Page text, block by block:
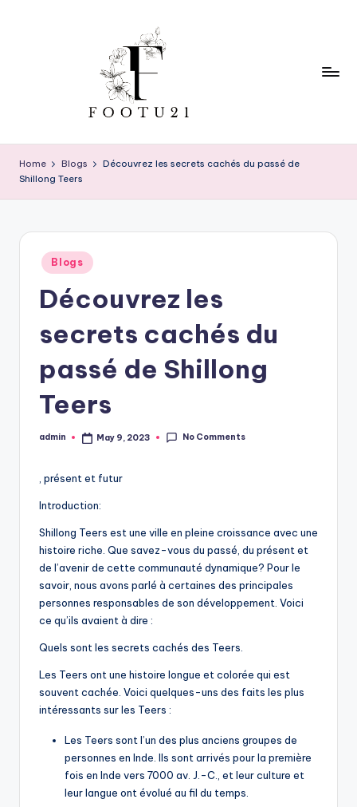
o
o
Home Blogs
Découvrez les secrets cachés du passé de
Shillong Teers
Posted
in
Blogs
Découvrez les
secrets cachés du
passé de Shillong
Teers
Posted
admin May 9, 2023 No Comments
, présent et futur
Introduction:
Shillong Teers est une ville en pleine croissance avec une
histoire riche. Que savez-vous du passé, du présent et
de l’avenir de cette communauté dynamique? Pour le
savoir, nous avons parlé à certaines des principales
personnes responsables de son développement. Voici
ce qu’ils avaient à dire :
Quels sont les secrets cachés des Teers.
Les Teers ont une histoire longue et colorée qui est
souvent cachée. Voici quelques-uns des faits les plus
intéressants sur les Teers :
Les Teers sont l’un des plus anciens groupes de
personnes en Inde. Ils sont arrivés pour la première
fois en Inde vers 7000 av. J.-C., et leur culture et
leur langue ont évolué au fil du temps.